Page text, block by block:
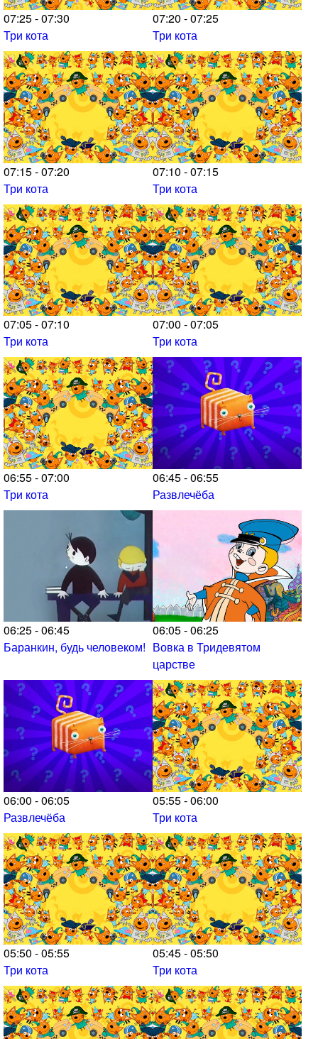
07:25 - 07:30
Три кота
07:20 - 07:25
Три кота
07:15 - 07:20
Три кота
07:10 - 07:15
Три кота
07:05 - 07:10
Три кота
07:00 - 07:05
Три кота
06:55 - 07:00
Три кота
06:45 - 06:55
Развлечёба
06:25 - 06:45
Баранкин, будь человеком!
06:05 - 06:25
Вовка в Тридевятом
царстве
06:00 - 06:05
Развлечёба
05:55 - 06:00
Три кота
05:50 - 05:55
Три кота
05:45 - 05:50
Три кота